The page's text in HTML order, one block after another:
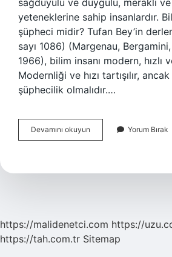
sağduyulu ve duygulu, meraklı
yeteneklerine sahip insanlardır.
şüpheci midir? Tufan Bey’in
sayı 1086) (Margenau,
1966), bilim insanı modern, hızlı
Modernliği ve hızı tartışılır,
şüphecilik olmalıdır.…
Devamını okuyun
Insanı
Yorum Bırak
https://malidenetci.com https://
https://tah.com.tr Sitemap